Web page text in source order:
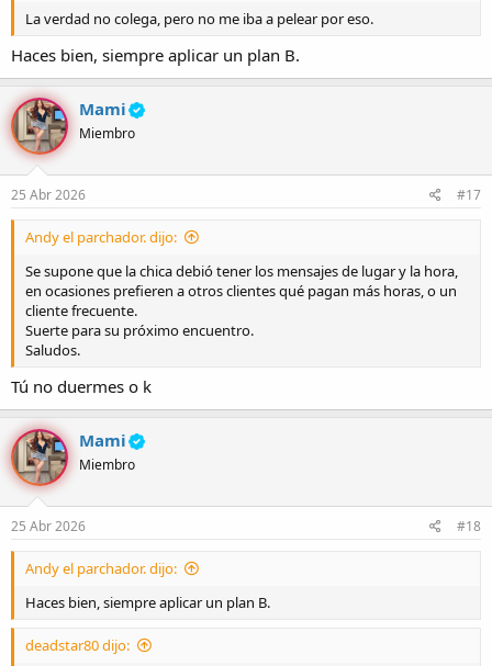
La verdad no colega, pero no me iba a pelear por eso.
Haces bien, siempre aplicar un plan B.
Mami
Miembro
25 Abr 2026 #17
Andy el parchador. dijo:
Se supone que la chica debió tener los mensajes de lugar y la hora,
en ocasiones prefieren a otros clientes qué pagan más horas, o un
cliente frecuente.
Suerte para su próximo encuentro.
Saludos.
Tú no duermes o k
Mami
Miembro
25 Abr 2026 #18
Andy el parchador. dijo:
Haces bien, siempre aplicar un plan B.
deadstar80 dijo: